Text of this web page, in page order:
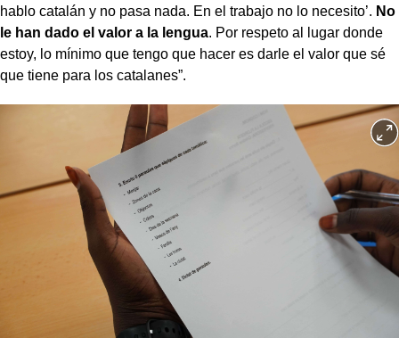
hablo catalán y no pasa nada. En el trabajo no lo necesito’. No
le han dado el valor a la lengua. Por respeto al lugar donde
estoy, lo mínimo que tengo que hacer es darle el valor que sé
que tiene para los catalanes”.